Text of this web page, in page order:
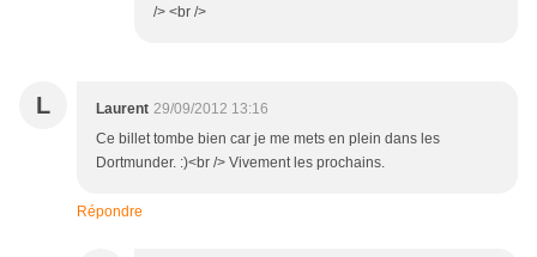
/> <br />
L Laurent 29/09/2012 13:16
Ce billet tombe bien car je me mets en plein dans les
Dortmunder. :)<br /> Vivement les prochains.
Répondre